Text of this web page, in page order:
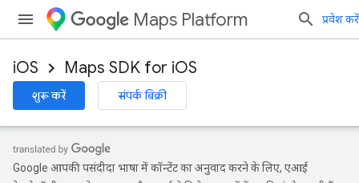
Maps Platform प्रवेश करें
iOS Maps SDK for iOS
शुरू करें संपर्क बिक्री
Google आपकी पसंदीदा भाषा में कॉन्टेंट का अनुवाद करने के लिए, एआई